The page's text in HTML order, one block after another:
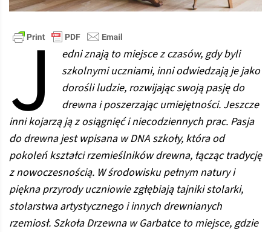
J
edni znają to miejsce z czasów, gdy byli
szkolnymi uczniami, inni odwiedzają je jako
dorośli ludzie, rozwijając swoją pasję do
drewna i poszerzając umiejętności. Jeszcze
inni kojarzą ją z osiągnięć i niecodziennych prac. Pasja
do drewna jest wpisana w DNA szkoły, która od
pokoleń kształci rzemieślników drewna, łącząc tradycję
z nowoczesnością. W środowisku pełnym natury i
piękna przyrody uczniowie zgłębiają tajniki stolarki,
stolarstwa artystycznego i innych drewnianych
rzemiosł. Szkoła Drzewna w Garbatce to miejsce, gdzie